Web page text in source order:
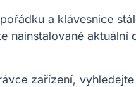
a klávesnice
nainstalované
zařízení,